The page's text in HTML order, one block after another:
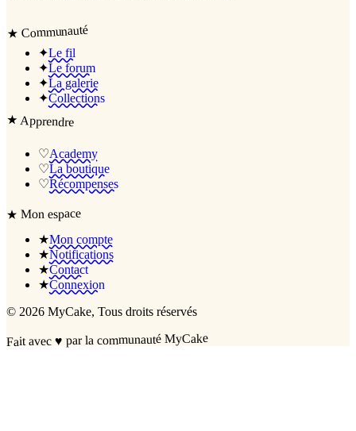
★ Communauté
✦Le fil
✦Le forum
✦La galerie
✦Collections
★Apprendre
♡Academy
♡La boutique
♡Récompenses
★Mon espace
★Mon compte
★Notifications
★Contact
★Connexion
© 2026 MyCake, Tous droits réservés
Fait avec♥ par la communauté MyCake